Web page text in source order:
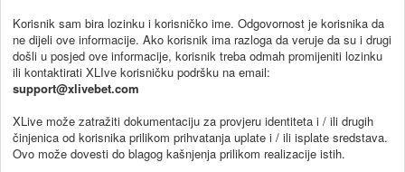
Korisnik sam bira lozinku i korisničko ime. Odgovornost je korisnika da
ne dijeli ove informacije. Ako korisnik ima razloga da veruje da su i drugi
došli u posjed ove informacije, korisnik treba odmah promijeniti lozinku
ili kontaktirati XLIve korisničku podršku na email:
support@xlivebet.com
XLive može zatražiti dokumentaciju za provjeru identiteta i / ili drugih
činjenica od korisnika prilikom prihvatanja uplate i / ili isplate sredstava.
Ovo može dovesti do blagog kašnjenja prilikom realizacije istih.